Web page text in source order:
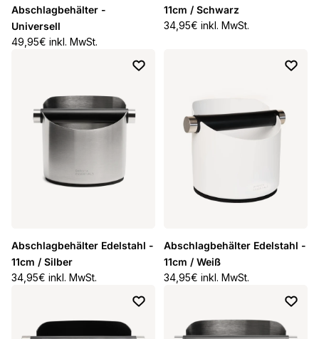
Abschlagbehälter -
Universell
Normaler Preis
49,95€ inkl. MwSt.
11cm / Schwarz
Normaler Preis
34,95€ inkl. MwSt.
Abschlagbehälter Edelstahl -
11cm / Silber
Normaler Preis
34,95€ inkl. MwSt.
Abschlagbehälter Edelstahl -
11cm / Weiß
Normaler Preis
34,95€ inkl. MwSt.